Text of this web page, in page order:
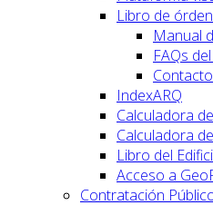
Libro de
Manual
FAQs
IndexARQ
Calculadora
Calculadora
Libro del
Acceso a
Contratación